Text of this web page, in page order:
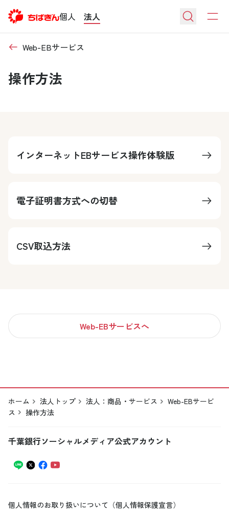
個人 法人
Web-EBサービス
操作方法
インターネットEBサービス操作体験版
電子証明書方式への切替
CSV取込方法
Web-EBサービスへ
ホーム 法人トップ 法人：商品・サービス
Web-EBサービ
ス
操作方法
千葉銀行ソーシャルメディア公式アカウント
個人情報のお取り扱いについて（個人情報保護宣言）